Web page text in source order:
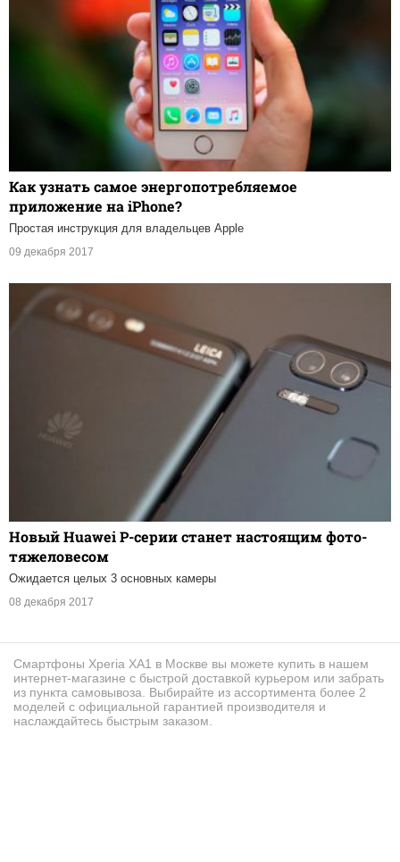
Как узнать самое энергопотребляемое
приложение на iPhone?
Простая инструкция для владельцев Apple
09 декабря 2017
Новый Huawei P-серии станет настоящим фото-
тяжеловесом
Ожидается целых 3 основных камеры
08 декабря 2017
Смартфоны Xperia XA1 в Москве вы можете купить в нашем
интернет-магазине с быстрой доставкой курьером или забрать
из пункта самовывоза. Выбирайте из ассортимента более 2
моделей с официальной гарантией производителя и
наслаждайтесь быстрым заказом.